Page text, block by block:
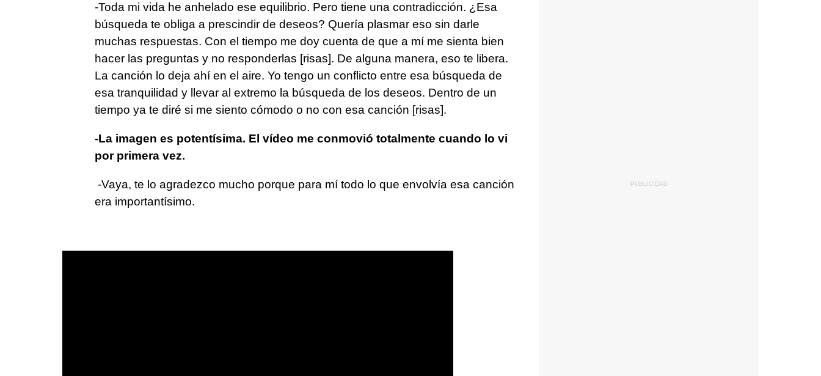
-Toda mi vida he anhelado ese equilibrio. Pero tiene una contradicción. ¿Esa
búsqueda te obliga a prescindir de deseos? Quería plasmar eso sin darle
muchas respuestas. Con el tiempo me doy cuenta de que a mí me sienta bien
hacer las preguntas y no responderlas [risas]. De alguna manera, eso te libera.
La canción lo deja ahí en el aire. Yo tengo un conflicto entre esa búsqueda de
esa tranquilidad y llevar al extremo la búsqueda de los deseos. Dentro de un
tiempo ya te diré si me siento cómodo o no con esa canción [risas].
-La imagen es potentísima. El vídeo me conmovió totalmente cuando lo vi
por primera vez.
-Vaya, te lo agradezco mucho porque para mí todo lo que envolvía esa canción
era importantísimo.